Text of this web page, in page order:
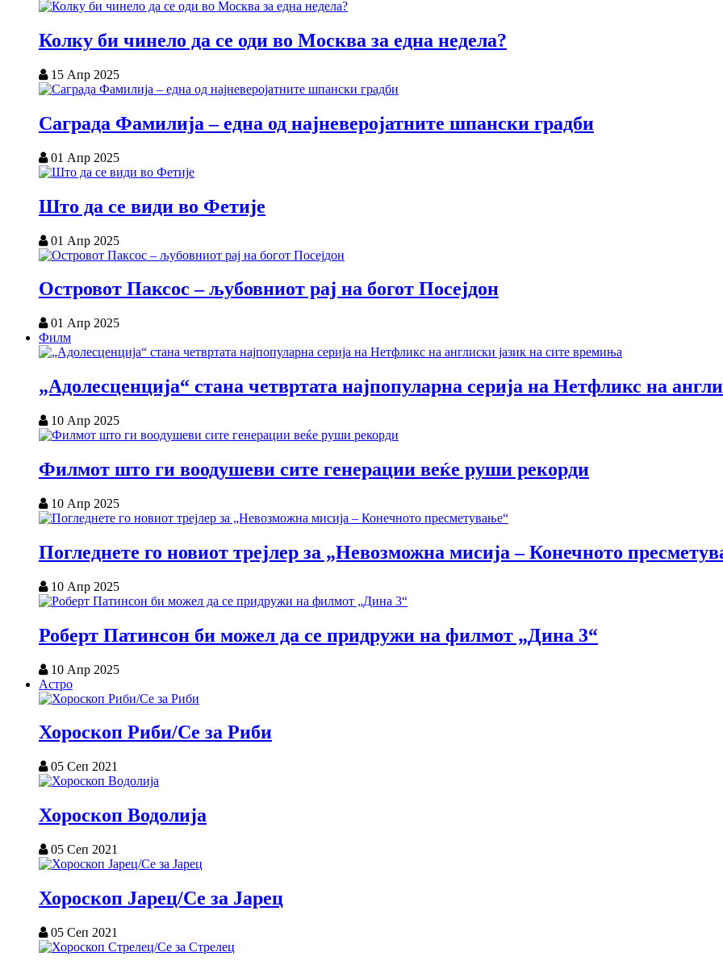
Колку би чинело да се оди во Москва за една недела?
15 Апр 2025
Саграда Фамилија – една од најневеројатните шпански градби
01 Апр 2025
Што да се види во Фетије
01 Апр 2025
Островот Паксос – љубовниот рај на богот Посејдон
01 Апр 2025
Филм
„Адолесценција“ стана четвртата најпопуларна серија на Нетфликс на
10 Апр 2025
Филмот што ги воодушеви сите генерации веќе руши рекорди
10 Апр 2025
Погледнете го новиот трејлер за „Невозможна мисија – Конечното
10 Апр 2025
Роберт Патинсон би можел да се придружи на филмот „Дина 3“
10 Апр 2025
Астро
Хороскоп Риби/Се за Риби
05 Сеп 2021
Хороскоп Водолија
05 Сеп 2021
Хороскоп Јарец/Се за Јарец
05 Сеп 2021